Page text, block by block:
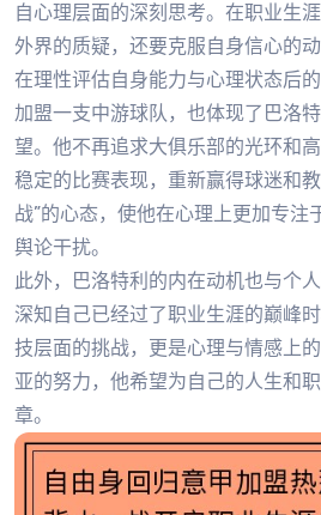
自心理层面的深刻思考。在职业生
外界的质疑，还要克服自身信心的
在理性评估自身能力与心理状态后的
加盟一支中游球队，也体现了巴洛
望。他不再追求大俱乐部的光环和
稳定的比赛表现，重新赢得球迷和
战”的心态，使他在心理上更加专注
舆论干扰。
此外，巴洛特利的内在动机也与个
深知自己已经过了职业生涯的巅峰
技层面的挑战，更是心理与情感上
亚的努力，他希望为自己的人生和
章。